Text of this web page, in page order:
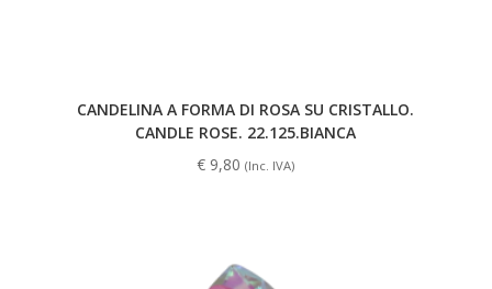
CANDELINA A FORMA DI ROSA SU CRISTALLO.
CANDLE ROSE. 22.125.BIANCA
€ 9,80 (Inc. IVA)